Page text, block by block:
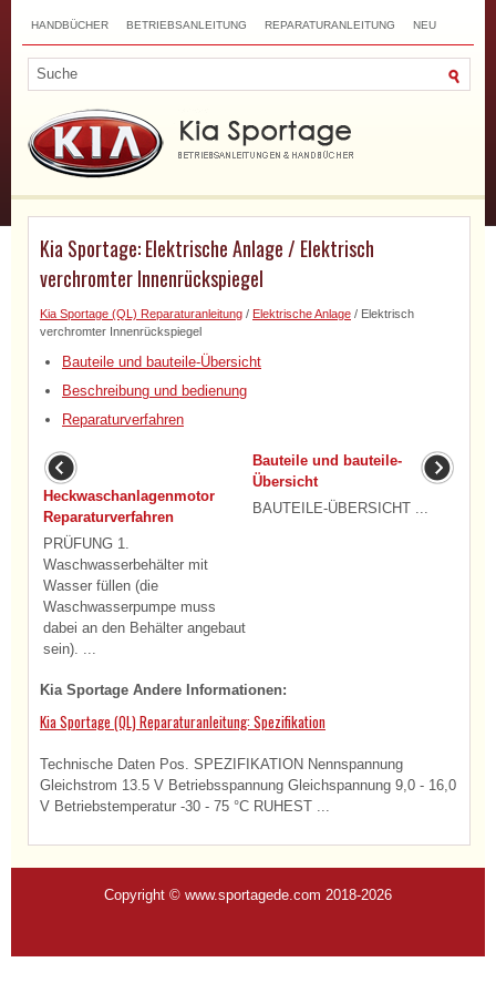
HANDBÜCHER BETRIEBSANLEITUNG REPARATURANLEITUNG NEU
Kia Sportage: Elektrische Anlage / Elektrisch
verchromter Innenrückspiegel
Kia Sportage (QL) Reparaturanleitung / Elektrische Anlage / Elektrisch
verchromter Innenrückspiegel
Bauteile und bauteile-Übersicht
Beschreibung und bedienung
Reparaturverfahren
Heckwaschanlagenmotor
Reparaturverfahren
PRÜFUNG 1.
Waschwasserbehälter mit
Wasser füllen (die
Waschwasserpumpe muss
dabei an den Behälter angebaut
sein). ...
Bauteile und bauteile-
Übersicht
BAUTEILE-ÜBERSICHT ...
Kia Sportage Andere Informationen:
Kia Sportage (QL) Reparaturanleitung: Spezifikation
Technische Daten Pos. SPEZIFIKATION Nennspannung
Gleichstrom 13.5 V Betriebsspannung Gleichspannung 9,0 - 16,0
V Betriebstemperatur -30 - 75 °C RUHEST ...
Copyright © www.sportagede.com 2018-2026